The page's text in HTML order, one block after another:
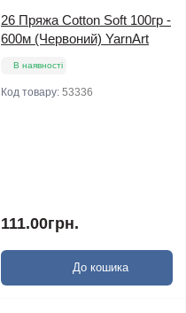
26 Пряжа Cotton Soft 100гр -
600м (Червоний) YarnArt
В наявності
Код товару: 53336
111.00грн.
До кошика